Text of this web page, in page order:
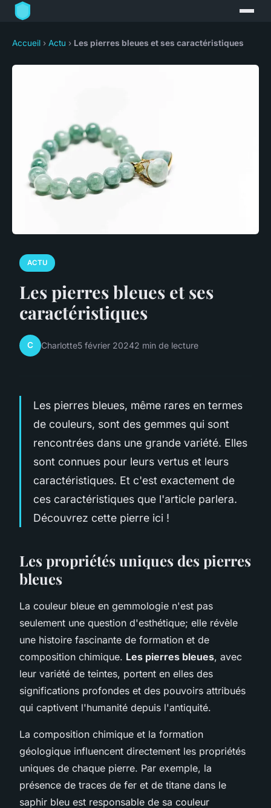
Accueil › Actu › Les pierres bleues et ses caractéristiques
ACTU
Les pierres bleues et ses
caractéristiques
C Charlotte5 février 20242 min de lecture
Les pierres bleues, même rares en termes
de couleurs, sont des gemmes qui sont
rencontrées dans une grande variété. Elles
sont connues pour leurs vertus et leurs
caractéristiques. Et c'est exactement de
ces caractéristiques que l'article parlera.
Découvrez cette pierre ici !
Les propriétés uniques des pierres
bleues
La couleur bleue en gemmologie n'est pas
seulement une question d'esthétique; elle révèle
une histoire fascinante de formation et de
composition chimique. Les pierres bleues, avec
leur variété de teintes, portent en elles des
significations profondes et des pouvoirs attribués
qui captivent l'humanité depuis l'antiquité.
La composition chimique et la formation
géologique influencent directement les propriétés
uniques de chaque pierre. Par exemple, la
présence de traces de fer et de titane dans le
saphir bleu est responsable de sa couleur